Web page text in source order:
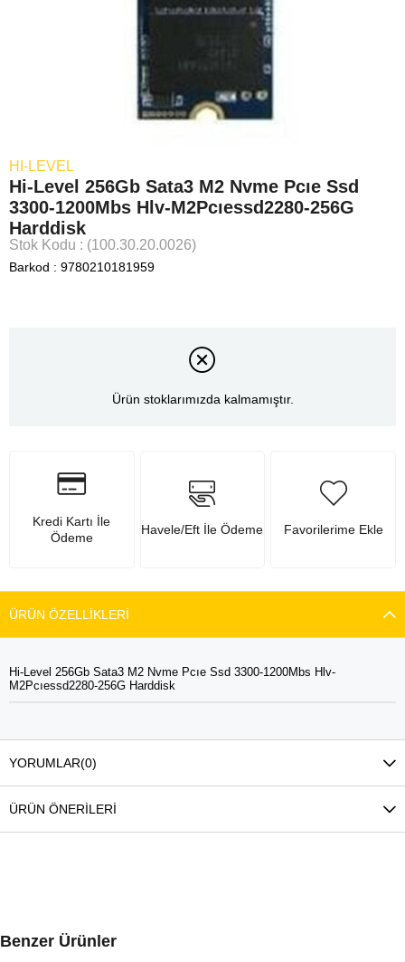
HI-LEVEL
Hi-Level 256Gb Sata3 M2 Nvme Pcıe Ssd
3300-1200Mbs Hlv-M2Pcıessd2280-256G
Harddisk
Stok Kodu (100.30.20.0026)
Barkod : 9780210181959
Ürün stoklarımızda kalmamıştır.
Kredi Kartı İle
Ödeme
Havele/Eft İle Ödeme Favorilerime Ekle
ÜRÜN ÖZELLIKLERI
Hi-Level 256Gb Sata3 M2 Nvme Pcıe Ssd 3300-1200Mbs Hlv-
M2Pcıessd2280-256G Harddisk
YORUMLAR(0)
ÜRÜN ÖNERILERI
Benzer Ürünler